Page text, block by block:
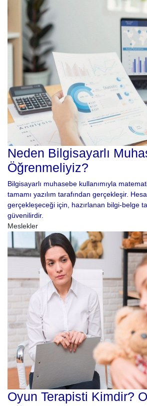
Neden Bilgisayarlı
Öğrenmeliyiz?
Bilgisayarlı muhasebe kullanımıyla
tamamı yazılım tarafından gerçekleşir.
gerçekleşeceği için, hazırlanan bilgi-belge
güvenilirdir.
Meslekler
Oyun Terapisti Kimdir?